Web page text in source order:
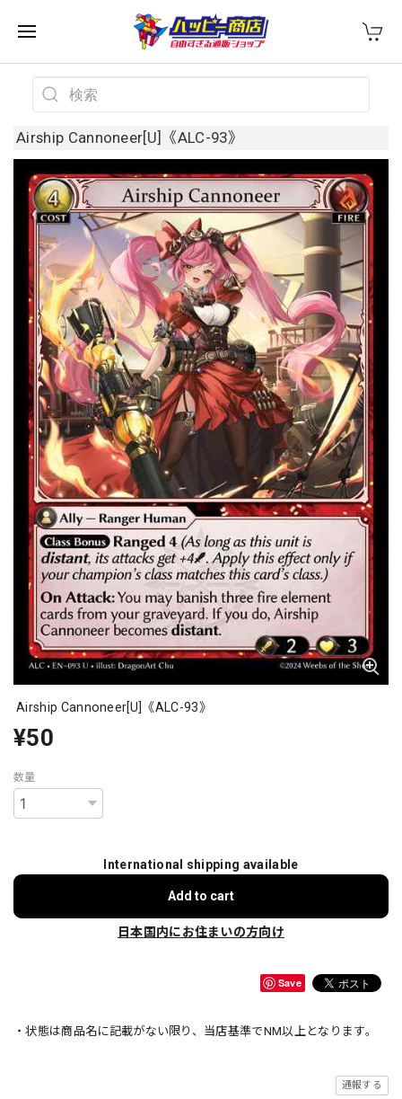
Airship Cannoneer[U]《ALC-93》
Airship Cannoneer[U]《ALC-93》
¥50
数量
International shipping available
Add to cart
日本国内にお住まいの方向け
Save
・状態は商品名に記載がない限り、当店基準でNM以上となります。
通報する